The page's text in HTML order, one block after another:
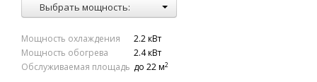
Выбрать мощность:
Мощность охлаждения
2.2 кВт
Мощность обогрева
2.4 кВт
Обслуживаемая площадь до 22 м2